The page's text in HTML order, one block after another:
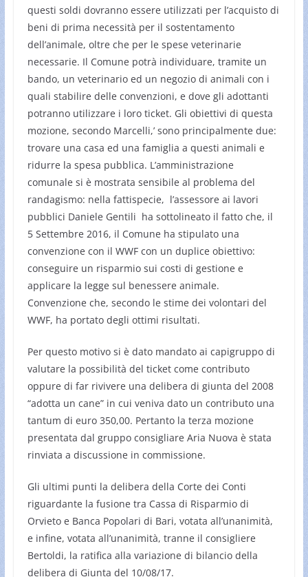
questi soldi dovranno essere utilizzati per l’acquisto di
beni di prima necessità per il sostentamento
dell’animale, oltre che per le spese veterinarie
necessarie. Il Comune potrà individuare, tramite un
bando, un veterinario ed un negozio di animali con i
quali stabilire delle convenzioni, e dove gli adottanti
potranno utilizzare i loro ticket. Gli obiettivi di questa
mozione, secondo Marcelli,’ sono principalmente due:
trovare una casa ed una famiglia a questi animali e
ridurre la spesa pubblica. L’amministrazione
comunale si è mostrata sensibile al problema del
randagismo: nella fattispecie, l’assessore ai lavori
pubblici Daniele Gentili ha sottolineato il fatto che, il
5 Settembre 2016, il Comune ha stipulato una
convenzione con il WWF con un duplice obiettivo:
conseguire un risparmio sui costi di gestione e
applicare la legge sul benessere animale.
Convenzione che, secondo le stime dei volontari del
WWF, ha portato degli ottimi risultati.
Per questo motivo si è dato mandato ai capigruppo di
valutare la possibilità del ticket come contributo
oppure di far rivivere una delibera di giunta del 2008
“adotta un cane” in cui veniva dato un contributo una
tantum di euro 350,00. Pertanto la terza mozione
presentata dal gruppo consigliare Aria Nuova è stata
rinviata a discussione in commissione.
Gli ultimi punti la delibera della Corte dei Conti
riguardante la fusione tra Cassa di Risparmio di
Orvieto e Banca Popolari di Bari, votata all’unanimità,
e infine, votata all’unanimità, tranne il consigliere
Bertoldi, la ratifica alla variazione di bilancio della
delibera di Giunta del 10/08/17.